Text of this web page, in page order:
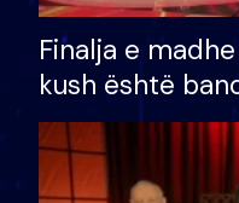
Finalja e
kush është
shtëpinë dhe
të fituar